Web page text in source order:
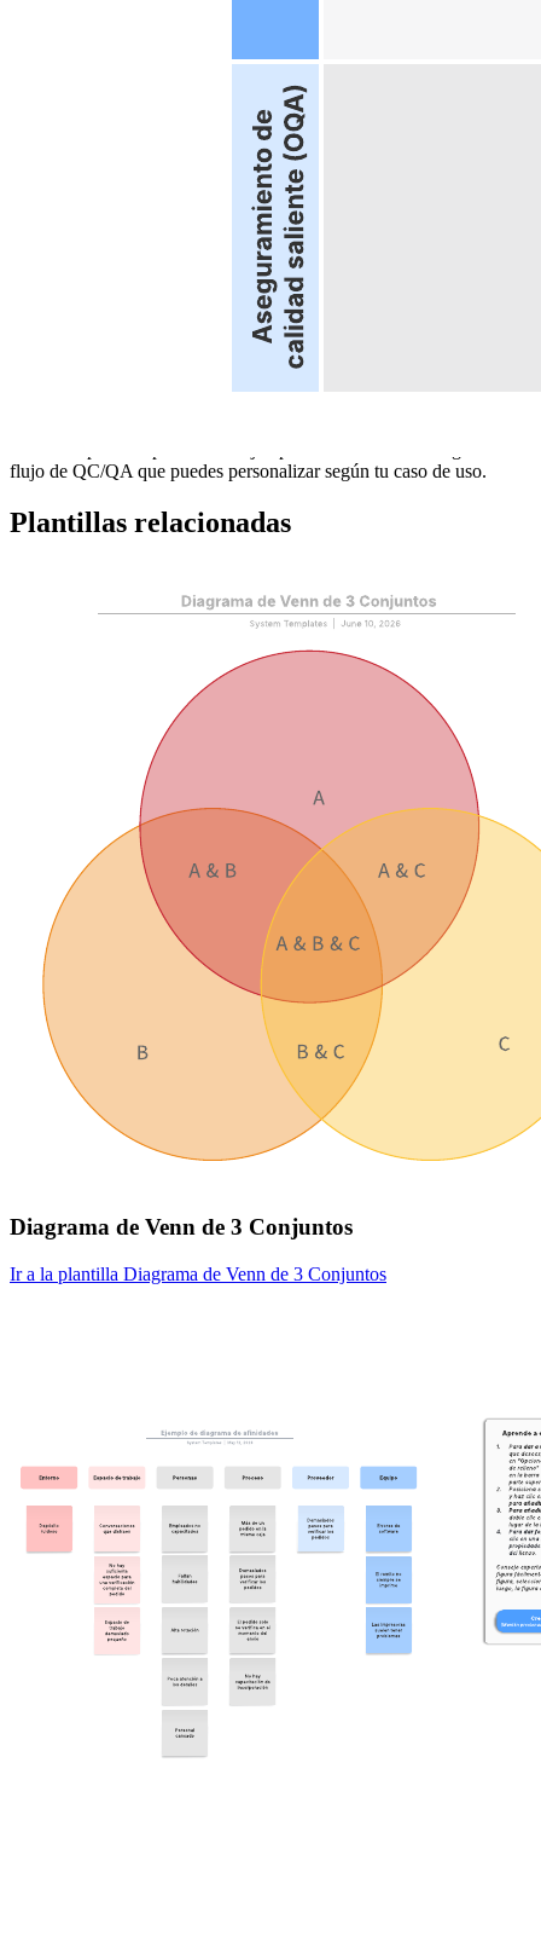
Esta plantilla de ejemplo de un diagrama de flujo de QC/QA puede
Documentar tu proceso de control de calidad/aseguramiento
Ahorrar dinero y reducir los defectos asegurándote de que
flujo de QC/QA que puedes personalizar según tu caso de uso.
Plantillas relacionadas
Diagrama de Venn de 3 Conjuntos
Ir a la plantilla Diagrama de Venn de 3 Conjuntos